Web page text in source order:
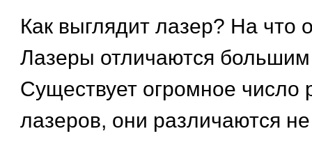
Как выглядит лазер? На что
Лазеры отличаются
Существует огромное число
лазеров, они различаются не